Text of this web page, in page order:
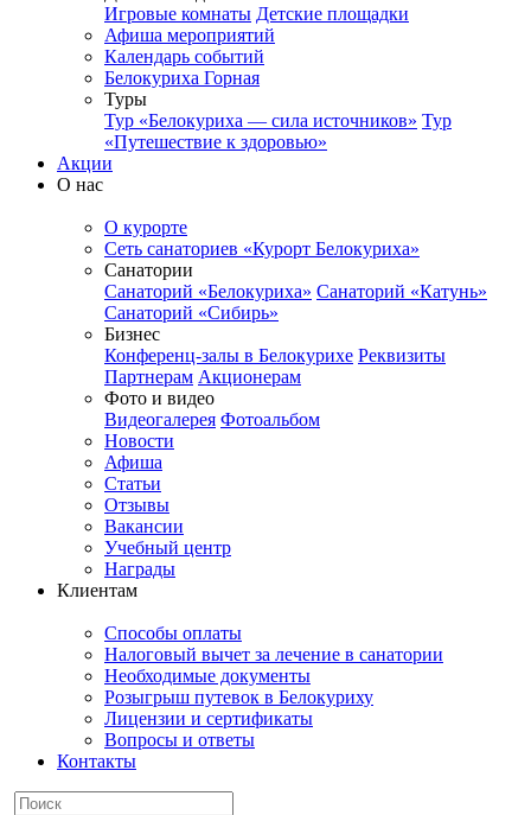
Игровые комнаты Детские площадки
Афиша мероприятий
Календарь событий
Белокуриха Горная
Туры
Тур «Белокуриха — сила источников» Тур
«Путешествие к здоровью»
Акции
О нас
О курорте
Сеть санаториев «Курорт Белокуриха»
Санатории
Санаторий «Белокуриха» Санаторий «Катунь»
Санаторий «Сибирь»
Бизнес
Конференц-залы в Белокурихе Реквизиты
Партнерам Акционерам
Фото и видео
Видеогалерея Фотоальбом
Новости
Афиша
Статьи
Отзывы
Вакансии
Учебный центр
Награды
Клиентам
Способы оплаты
Налоговый вычет за лечение в санатории
Необходимые документы
Розыгрыш путевок в Белокуриху
Лицензии и сертификаты
Вопросы и ответы
Контакты